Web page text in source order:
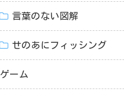
言葉のない図解
せのあにフィッシング
ゲーム